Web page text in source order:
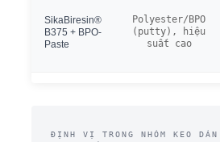
SikaBiresin®
B375 + BPO-
Paste
Polyester/BPO
(putty), hiệu
suất cao
ĐỊNH VỊ TRONG NHÓM KEO